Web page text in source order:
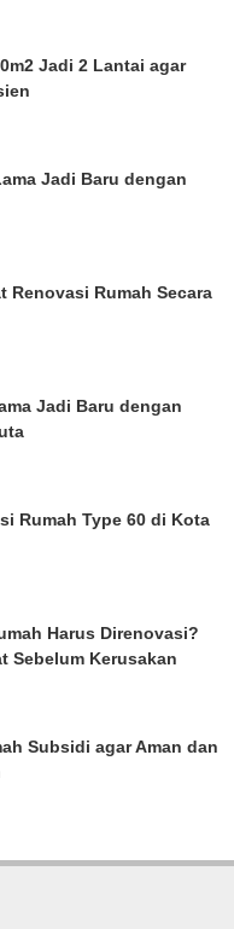
Jadi 2 Lantai agar
Jadi Baru dengan
Renovasi Rumah Secara
Jadi Baru dengan
Rumah Type 60 di Kota
Harus Direnovasi?
Sebelum Kerusakan
Subsidi agar Aman dan